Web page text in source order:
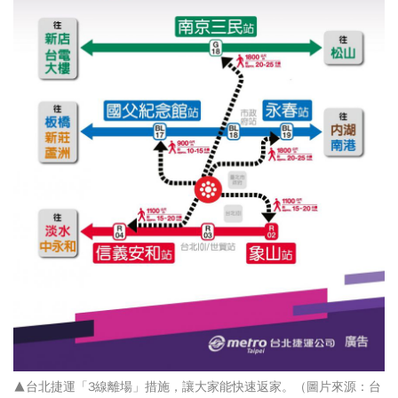
▲台北捷運「3線離場」措施，讓大家能快速返家。（圖片來源：台